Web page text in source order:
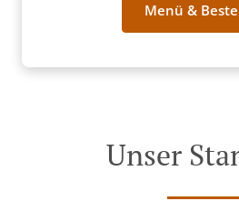
Menü &
Unser